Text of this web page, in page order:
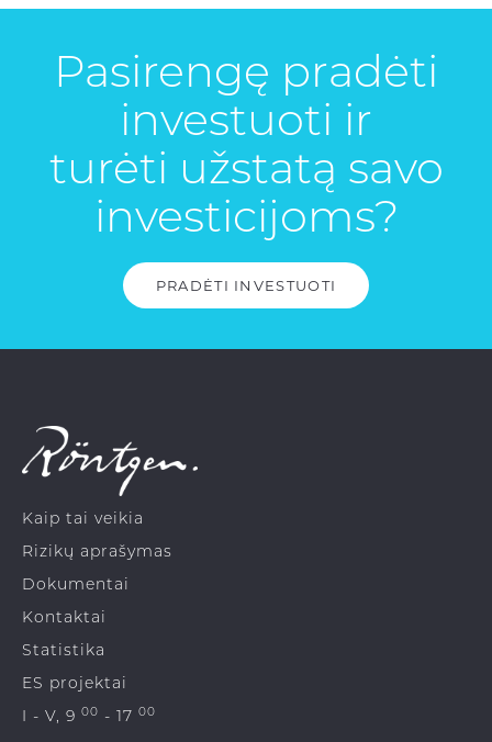
Pasirengę pradėti
investuoti ir
turėti užstatą savo
investicijoms?
PRADĖTI INVESTUOTI
Kaip tai veikia
Rizikų aprašymas
Dokumentai
Kontaktai
Statistika
ES projektai
I - V, 9 00 - 17 00